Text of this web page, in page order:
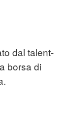
dal talent-
borsa di